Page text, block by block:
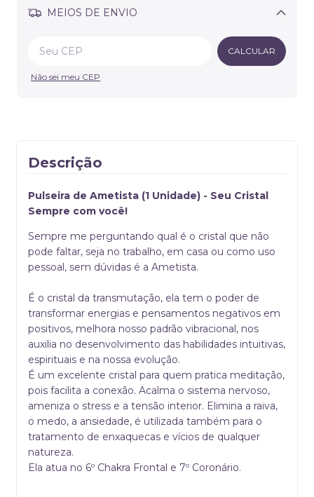
MEIOS DE ENVIO
Alterar CEP
CALCULAR
Não sei meu CEP
Descrição
Pulseira de Ametista (1 Unidade) - Seu Cristal
Sempre com você!
Sempre me perguntando qual é o cristal que não
pode faltar, seja no trabalho, em casa ou como uso
pessoal, sem dúvidas é a Ametista.
É o cristal da transmutação, ela tem o poder de
transformar energias e pensamentos negativos em
positivos, melhora nosso padrão vibracional, nos
auxilia no desenvolvimento das habilidades intuitivas,
espirituais e na nossa evolução.
É um excelente cristal para quem pratica meditação,
pois facilita a conexão. Acalma o sistema nervoso,
ameniza o stress e a tensão interior. Elimina a raiva,
o medo, a ansiedade, é utilizada também para o
tratamento de enxaquecas e vícios de qualquer
natureza.
Ela atua no 6º Chakra Frontal e 7º Coronário.